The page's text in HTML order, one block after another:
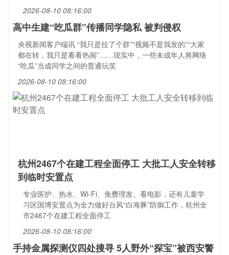
2026-08-10 08:16:00
高中生建“吃瓜群”传播同学隐私 被判侵权
央视新闻客户端讯 “我只是拉了个群”“视频不是我发的”“大家
都在转，我只是看看热闹”……现实中，一些未成年人将网络
“吃瓜”当成同学之间的普通玩笑
2026-08-10 08:16:00
杭州2467个在建工程全面停工 大批工人安全转移
到临时安置点
专业医护、热水、Wi-Fi、免费理发、看电影，还有儿童学
习区国博安置点为全力做好台风“白海豚”防御工作，杭州全
市2467个在建工程全面停工
2026-08-10 08:16:00
手持金属探测仪四处搜寻 5人野外“探宝”被西安警